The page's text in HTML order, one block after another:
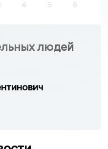
4 5 6
людей